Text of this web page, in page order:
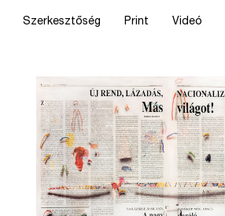
Szerkesztőség Print Videó